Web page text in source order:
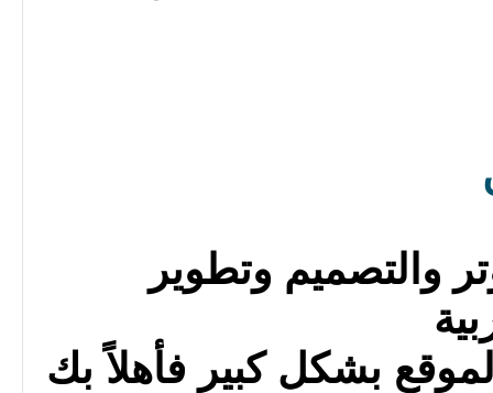
والتصميم وتطوير
بشكل كبير فأهلاً بك